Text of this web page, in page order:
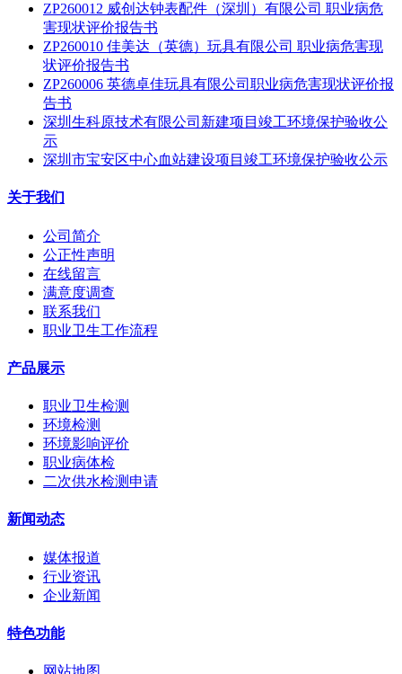
ZP260012 威创达钟表配件（深圳）有限公司 职业病危
害现状评价报告书
ZP260010 佳美达（英德）玩具有限公司 职业病危害现
状评价报告书
ZP260006 英德卓佳玩具有限公司职业病危害现状评价报
告书
深圳生科原技术有限公司新建项目竣工环境保护验收公
示
深圳市宝安区中心血站建设项目竣工环境保护验收公示
关于我们
公司简介
公正性声明
在线留言
满意度调查
联系我们
职业卫生工作流程
产品展示
职业卫生检测
环境检测
环境影响评价
职业病体检
二次供水检测申请
新闻动态
媒体报道
行业资讯
企业新闻
特色功能